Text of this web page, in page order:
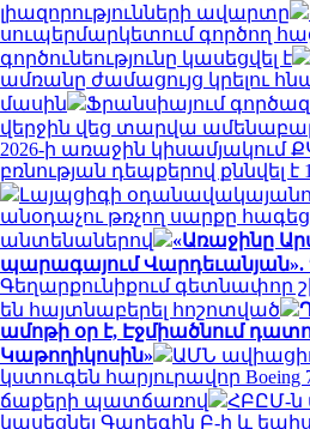
լիազորությունների ավարտը
սուպերմարկետում գործող
գործունեությունը կասեցվել է
ամռանը ժամացույց կրելու
մասին
Ֆրանսիայում
վերջին վեց տարվա
2026-ի առաջին կիսամյակում
բռնության դեպքերով քննվել
Լայպցիգի
անօդաչու թռչող սարքը
անտենաներով
«Առաջինը
պարագայում Վարդեւանյան».
Գեղարքունիքում գետնափոր
են հայտնաբերել հոշոտված
ամոթի օր է, Էջմիածնում
Կաթողիկոսին»
ԱՄՆ
կստուգեն հարյուրավոր Boeing
ճաքերի պատճառով
ՀԲԸՄ-ն
կասեցնել Գարեգին Բ-ի և